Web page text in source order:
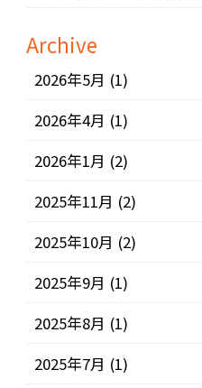
Archive
2026年5月 (1)
2026年4月 (1)
2026年1月 (2)
2025年11月 (2)
2025年10月 (2)
2025年9月 (1)
2025年8月 (1)
2025年7月 (1)